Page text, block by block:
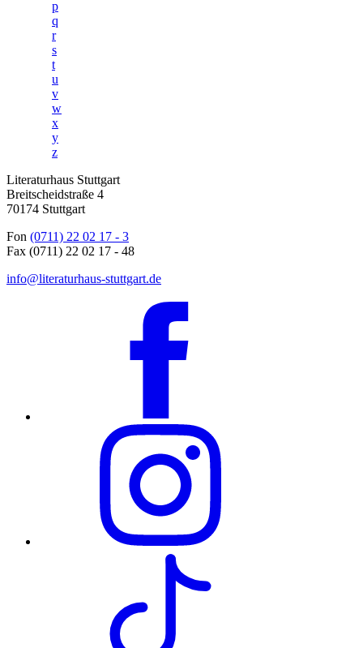
p
q
r
s
t
u
v
w
x
y
z
Literaturhaus Stuttgart
Breitscheidstraße 4
70174 Stuttgart
Fon (0711) 22 02 17 - 3
Fax (0711) 22 02 17 - 48
info@literaturhaus-stuttgart.de